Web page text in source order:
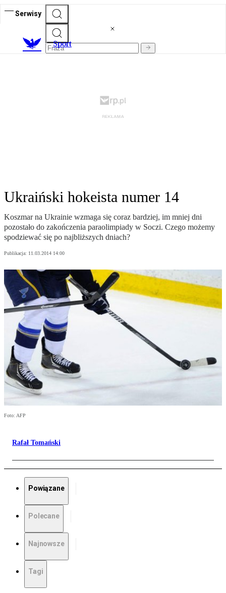
Serwisy
Sport
Ukraiński hokeista numer 14
Koszmar na Ukrainie wzmaga się coraz bardziej, im mniej dni
pozostało do zakończenia paraolimpiady w Soczi. Czego możemy
spodziewać się po najbliższych dniach?
Publikacja: 11.03.2014 14:00
Foto: AFP
Rafał Tomański
Powiązane
Polecane
Najnowsze
Tagi